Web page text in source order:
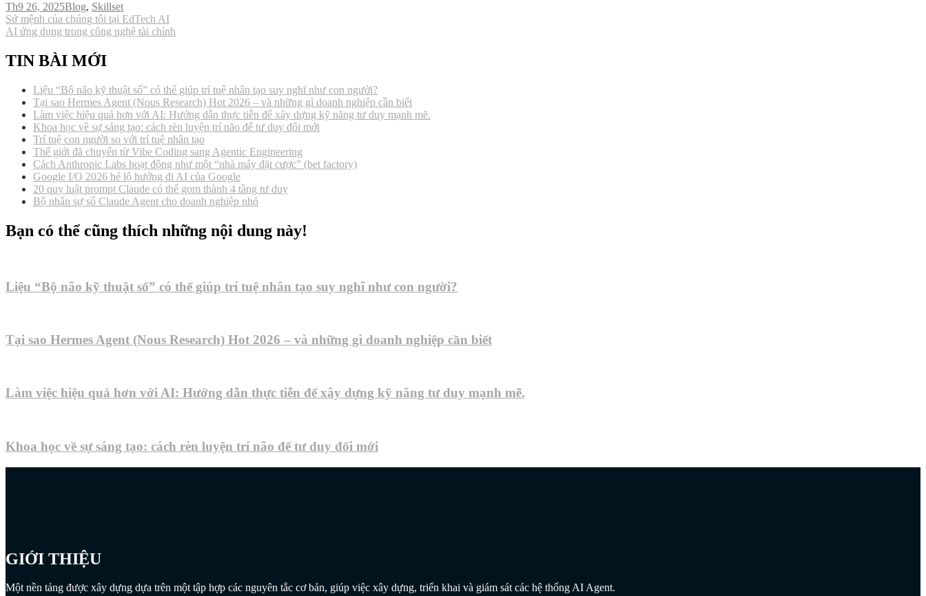
Th9 26, 2025Blog, Skillset
Điều
hướng
bài
Sứ mệnh của chúng tôi tại EdTech AI
AI ứng dụng trong công nghệ tài chính
TIN BÀI MỚI
Liệu “Bộ não kỹ thuật số” có thể giúp trí tuệ nhân tạo suy nghĩ như con người?
Tại sao Hermes Agent (Nous Research) Hot 2026 – và những gì doanh nghiệp cần biết
Làm việc hiệu quả hơn với AI: Hướng dẫn thực tiễn để xây dựng kỹ năng tư duy mạnh mẽ.
Khoa học về sự sáng tạo: cách rèn luyện trí não để tư duy đổi mới
Trí tuệ con người so với trí tuệ nhân tạo
Thế giới đã chuyển từ Vibe Coding sang Agentic Engineering
Cách Anthropic Labs hoạt động như một “nhà máy đặt cược” (bet factory)
Google I/O 2026 hé lộ hướng đi AI của Google
20 quy luật prompt Claude có thể gom thành 4 tầng tư duy
Bộ nhân sự số Claude Agent cho doanh nghiệp nhỏ
Bạn có thể cũng thích những nội dung này!
Liệu “Bộ não kỹ thuật số” có thể giúp trí tuệ nhân tạo suy nghĩ như con người?
Tại sao Hermes Agent (Nous Research) Hot 2026 – và những gì doanh nghiệp cần biết
Làm việc hiệu quả hơn với AI: Hướng dẫn thực tiễn để xây dựng kỹ năng tư duy mạnh mẽ.
Khoa học về sự sáng tạo: cách rèn luyện trí não để tư duy đổi mới
GIỚI THIỆU
Một nền tảng được xây dựng dựa trên một tập hợp các nguyên tắc cơ bản, giúp việc xây dựng, triển khai và giám sát các hệ thống AI Agent.